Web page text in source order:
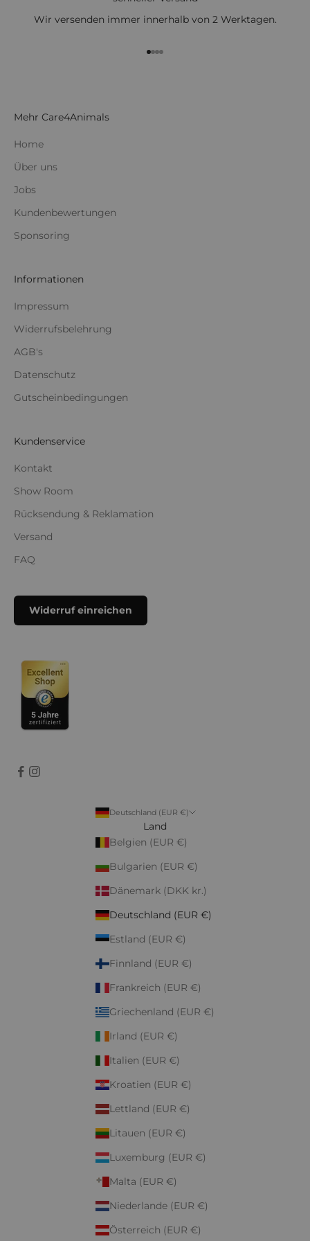
Wir versenden immer innerhalb von 2 Werktagen.
Gehe zu Element 1
Gehe zu Element 2
Gehe zu Element 3
Gehe zu Element 4
Mehr Care4Animals
Home
Über uns
Jobs
Kundenbewertungen
Sponsoring
Informationen
Impressum
Widerrufsbelehrung
AGB's
Datenschutz
Gutscheinbedingungen
Kundenservice
Kontakt
Show Room
Rücksendung & Reklamation
Versand
FAQ
Widerruf einreichen
Deutschland (EUR €)
Land
Belgien (EUR €)
Bulgarien (EUR €)
Dänemark (DKK kr.)
Deutschland (EUR €)
Estland (EUR €)
Finnland (EUR €)
Frankreich (EUR €)
Griechenland (EUR €)
Irland (EUR €)
Italien (EUR €)
Kroatien (EUR €)
Lettland (EUR €)
Litauen (EUR €)
Luxemburg (EUR €)
Malta (EUR €)
Niederlande (EUR €)
Österreich (EUR €)